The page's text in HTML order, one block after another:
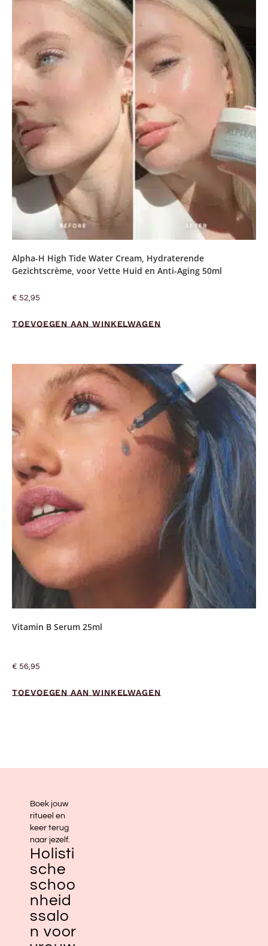
Alpha-H High Tide Water Cream, Hydraterende
Gezichtscrème, voor Vette Huid en Anti-Aging 50ml
€ 52,95
TOEVOEGEN AAN WINKELWAGEN
Vitamin B Serum 25ml
€ 56,95
TOEVOEGEN AAN WINKELWAGEN
Boek jouw
ritueel en
keer terug
naar jezelf.
Holisti
sche
schoo
nheid
ssalo
n voor